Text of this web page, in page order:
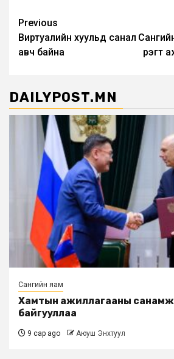
Post
navigation
Previous
Виртуалийн хуульд санал
авч байна
DAILYPOST.MN
Сангийн яам
Хамтын ажиллагааны санамж
байгууллаа
9 сар ago Аюуш Энхтуул